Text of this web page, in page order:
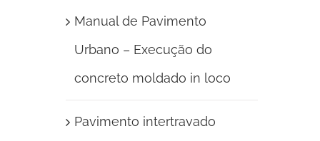
Manual de Pavimento
Urbano – Execução do
concreto moldado in loco
Pavimento intertravado